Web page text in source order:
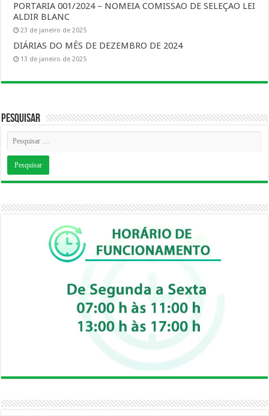
PORTARIA 001/2024 – NOMEIA COMISSAO DE SELEÇAO LEI
ALDIR BLANC
23 de janeiro de 2025
DIÁRIAS DO MÊS DE DEZEMBRO DE 2024
13 de janeiro de 2025
Pesquisar